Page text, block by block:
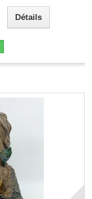
Détails